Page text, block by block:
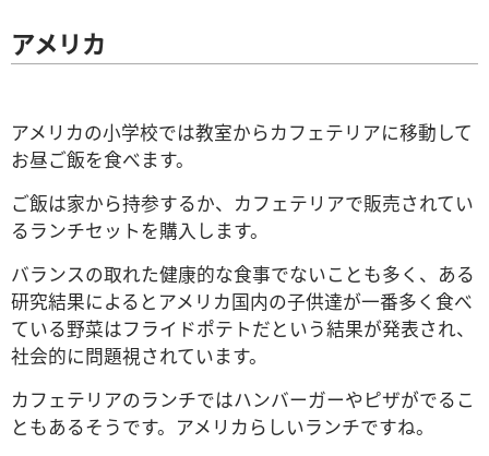
アメリカ
アメリカの小学校では教室からカフェテリアに移動して
お昼ご飯を食べます。
ご飯は家から持参するか、カフェテリアで販売されてい
るランチセットを購入します。
バランスの取れた健康的な食事でないことも多く、ある
研究結果によるとアメリカ国内の子供達が一番多く食べ
ている野菜はフライドポテトだという結果が発表され、
社会的に問題視されています。
カフェテリアのランチではハンバーガーやピザがでるこ
ともあるそうです。アメリカらしいランチですね。